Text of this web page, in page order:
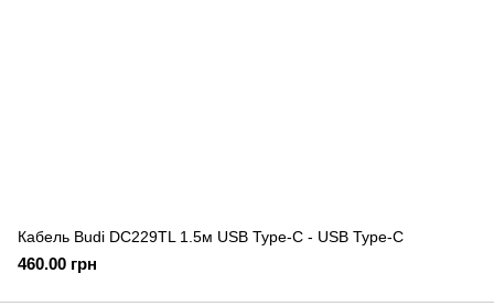
Кабель Budi DC229TL 1.5м USB Type-C - USB Type-C
460.00 грн